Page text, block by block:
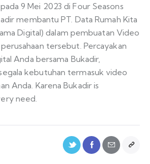
9 Mei 2023 di Four Seasons
membantu PT. Data Rumah Kita
Digital) dalam pembuatan Video
tersebut. Percayakan
Anda bersama Bukadir,
kebutuhan termasuk video
Anda. Karena Bukadir is
need.